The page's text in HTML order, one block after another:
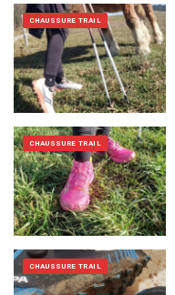
CHAUSSURE TRAIL
CHAUSSURE TRAIL
CHAUSSURE TRAIL